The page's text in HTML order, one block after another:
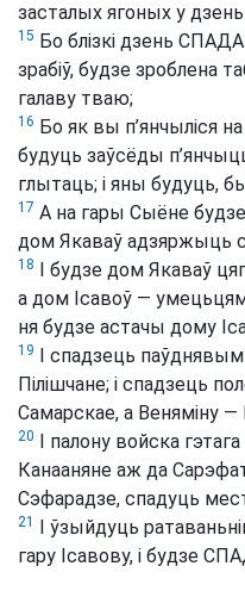
засталых ягоных у
15 Бо блізкі дзень
зрабіў, будзе зроблена
галаву тваю;
16 Бо як вы п’янчыліся
будуць заўсёды
глытаць; і яны будуць,
17 А на гары Сыёне будзе
дом Якаваў адзяржыць
18
І будзе дом Якаваў
а дом Ісавоў — умецьцям:
ня будзе астачы дому
19
І спадзець паўднявым
Пілішчане; і спадзець
Самарскае, а Веняміну —
20
І палону войска
Канааняне аж да
Сэфарадзе, спадуць
21
І ўзыйдуць
гару Ісавову, і будзе